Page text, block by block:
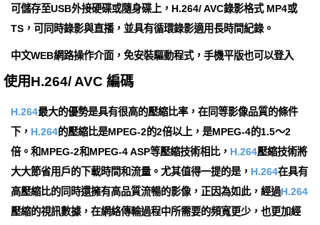
可儲存至USB外接硬碟或隨身碟上，H.264/ AVC錄影格式 MP4或
TS，可同時錄影與直播，並具有循環錄影適用長時間紀錄。
中文WEB網路操作介面，免安裝驅動程式，手機平版也可以登入
使用H.264/ AVC 編碼
H.264最大的優勢是具有很高的壓縮比率，在同等影像品質的條件
下， H.264的壓縮比是MPEG-2的2倍以上，是MPEG-4的1.5～2
倍。和MPEG-2和MPEG-4 ASP等壓縮技術相比， H.264壓縮技術將
大大節省用戶的下載時間和流量。尤其值得一提的是， H.264在具有
高壓縮比的同時還擁有高品質流暢的影像，正因為如此，經過H.264
壓縮的視訊數據，在網絡傳輸過程中所需要的頻寬更少，也更加經